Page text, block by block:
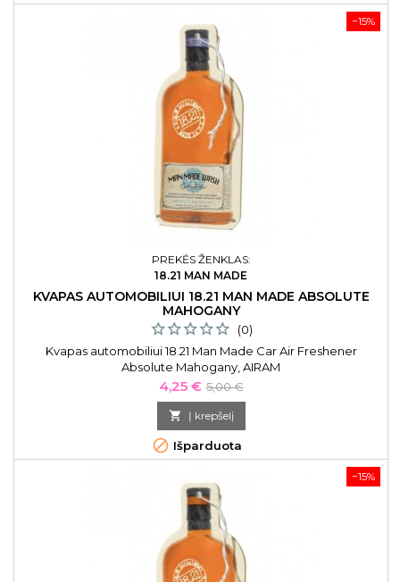
−15%
PREKĖS ŽENKLAS:
18.21 MAN MADE
KVAPAS AUTOMOBILIUI 18.21 MAN MADE ABSOLUTE
MAHOGANY
(0)
Kvapas automobiliui 18.21 Man Made Car Air Freshener
Absolute Mahogany, AIRAM
Kaina
4,25 € Bazinė
kaina
5,00 €
 Į krepšelį
 Išparduota
−15%